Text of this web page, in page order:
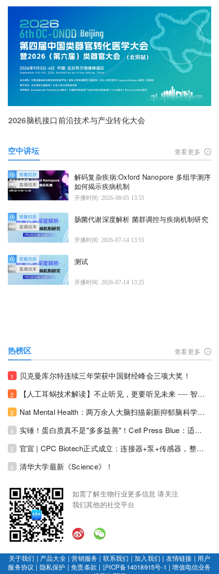
2026脑机接口前沿技术与产业转化大会
空中讲坛 查看更多
解码复杂疾病:Oxford Nanopore 多组学测序
如何揭示疾病机制
开播时间: 2026-08-05 13:55
肠菌代谢深度解析 菌群调控与疾病机制研究
开播时间: 2026-07-14 13:55
测试
开播时间: 2026-07-14 13:25
热榜区 查看更多
1 贝克曼库尔特连续三年荣获中国财经峰会三项大奖！
2 【人工耳蜗技术解读】不止听见，更要听见未来 ---- 智能耳蜗，开启人工耳蜗技术新纪元！
3 Nat Mental Health：两万余人大脑扫描刷新抑郁脑科学认知！抑郁不只是情绪病，视觉、运动脑区同步受损！
4 实锤！蛋白质真不是"多多益善"！Cell Press Blue：适度限蛋白，反而拉长健康寿命！
5 官宣 | CPC Biotech正式成立：连接器+泵+传感器，整合生物制药流体管理解决方案！
6 清华大学最新《Science》！
如需了解生物行业更多信息 请关注
我们其他的社交平台
关于我们 | 产品大全|营销服务 | 联系我们 | 加入我们 | 友情链接 | 用户
服务协议 | 隐私保护 |免责条款 | 沪ICP备14018915号-1 |增值电信业务